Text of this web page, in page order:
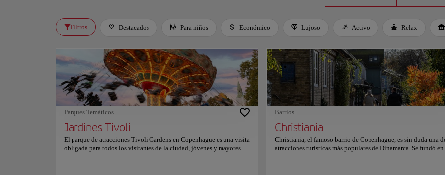
Filtros Destacados Para niños Económico Lujoso Activo Relax
Parques Temáticos
Jardines Tivoli
El parque de atracciones Tivoli Gardens en Copenhague es una visita
obligada para todos los visitantes de la ciudad, jóvenes y mayores.
Barrios
Christiania
Christiania, el famoso barrio de Copenhague, es sin duda una
atracciones turísticas más populares de Dinamarca. Se fundó en